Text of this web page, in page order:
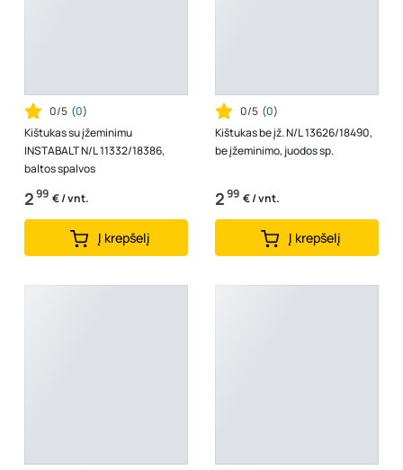
0/5 (0)
Kištukas su įžeminimu
INSTABALT N/L 11332/18386,
baltos spalvos
299 € / vnt.
Į krepšelį
0/5 (0)
Kištukas be įž. N/L 13626/18490,
be įžeminimo, juodos sp.
299 € / vnt.
Į krepšelį